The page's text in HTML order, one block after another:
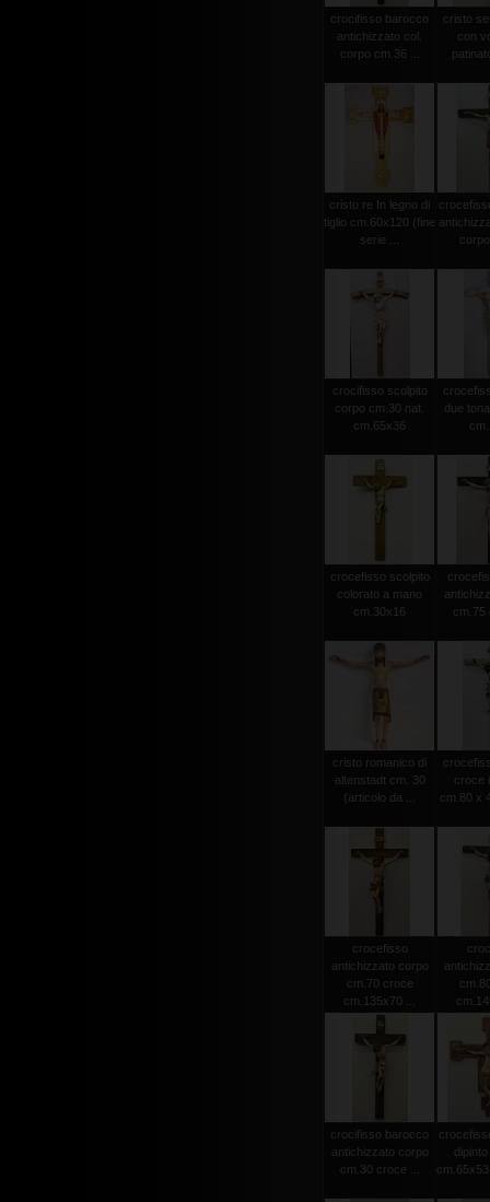
crocifisso barocco
antichizzato col.
corpo cm.36 ...
cristo
con
cristo re In legno di
tiglio cm.60x120 (fine
serie ...
crocifisso scolpito
corpo cm.30 nat.
cm.65x36
due
crocefisso scolpito
colorato a mano
cm.30x16
cm.75
cristo romanico di
altenstadt cm. 30
(articolo da ...
croce
cm.80 x
crocefisso
antichizzato corpo
cm.70 croce
cm.135x70 ...
crocifisso barocco
antichizzato corpo
cm.30 croce ...